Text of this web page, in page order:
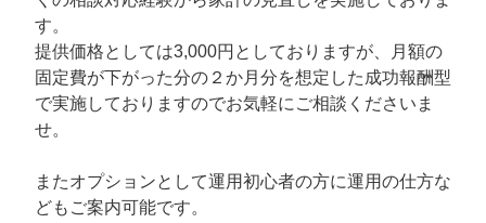
す。
提供価格としては3,000円としておりますが、月額の
固定費が下がった分の２か月分を想定した成功報酬型
で実施しておりますのでお気軽にご相談くださいま
せ。
またオプションとして運用初心者の方に運用の仕方な
どもご案内可能です。